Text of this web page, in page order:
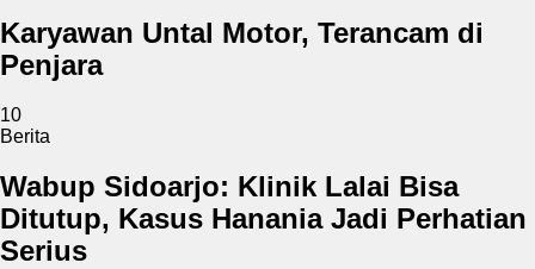
Karyawan Untal Motor, Terancam di
Penjara
10
Berita
Wabup Sidoarjo: Klinik Lalai Bisa
Ditutup, Kasus Hanania Jadi Perhatian
Serius